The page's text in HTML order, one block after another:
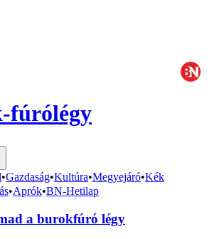
fúrólégy
•Gazdaság•Kultúra•Megyejáró•Kék
•Aprók•BN-Hetilap
a burokfúró légy